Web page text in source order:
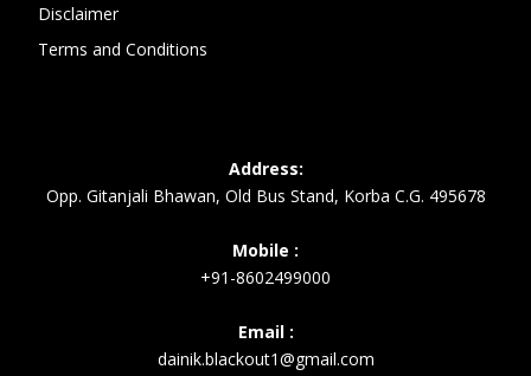
Disclaimer
Terms and Conditions
Address:
Opp. Gitanjali Bhawan, Old Bus Stand, Korba C.G. 495678
Mobile :
+91-8602499000
Email :
dainik.blackout1@gmail.com